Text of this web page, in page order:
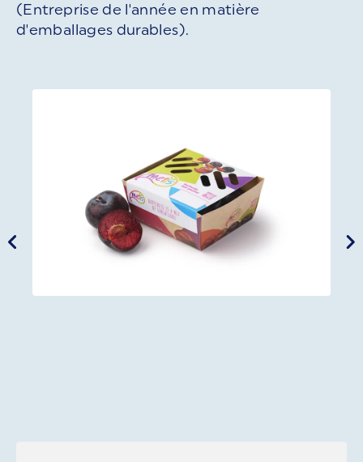
(Entreprise de l'année en matière
d'emballages durables).